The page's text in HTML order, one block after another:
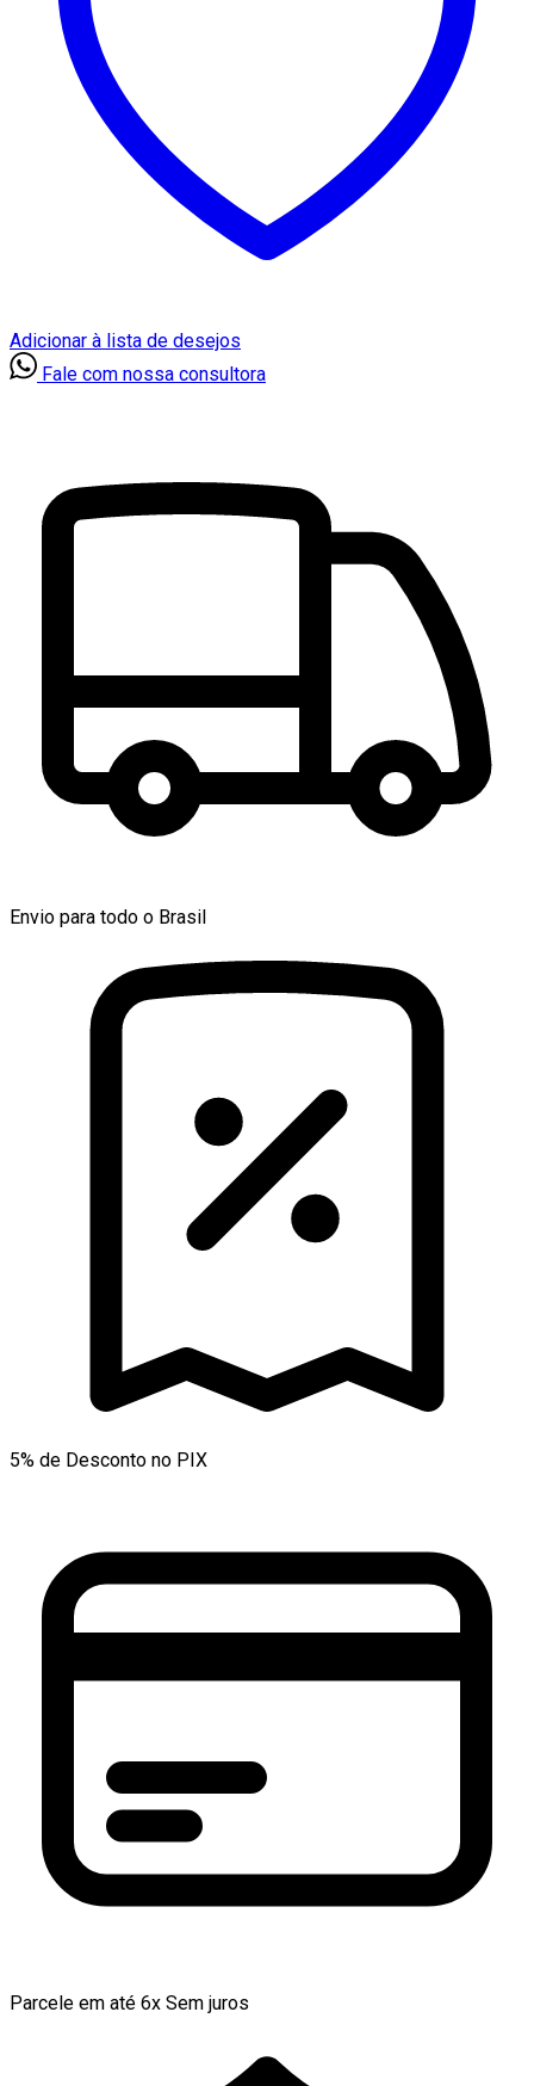
Adicionar à lista de desejos
Fale com nossa consultora
Envio para todo o Brasil
5% de Desconto no PIX
Parcele em até 6x Sem juros